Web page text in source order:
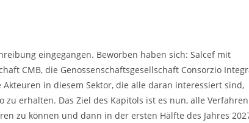
eingegangen. Beworben haben sich: Salcef mit
CMB, die Genossenschaftsgesellschaft Consorzio
in diesem Sektor, die alle daran interessiert sind,
erhalten. Das Ziel des Kapitols ist es nun, alle Verfahren
zu können und dann in der ersten Hälfte des Jahres